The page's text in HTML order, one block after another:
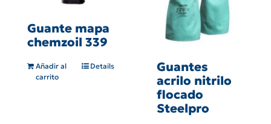
Guante mapa
chemzoil 339
Añadir al
carrito
Details
Guantes
acrilo nitrilo
flocado
Steelpro